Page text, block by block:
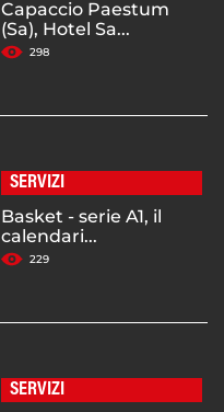
Capaccio Paestum
(Sa), Hotel Sa...
298
SERVIZI
Basket - serie A1, il
calendari...
229
SERVIZI